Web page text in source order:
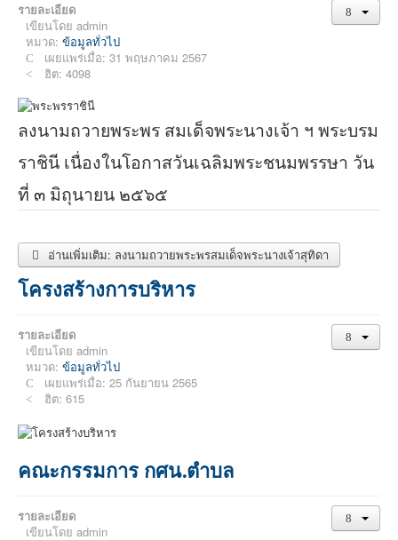
รายละเอียด
เขียนโดย admin
หมวด: ข้อมูลทั่วไป
เผยแพร่เมื่อ: 31 พฤษภาคม 2567
ฮิต: 4098
ลงนามถวายพระพร สมเด็จพระนางเจ้า ฯ พระบรม
ราชินี เนื่องในโอกาสวันเฉลิมพระชนมพรรษา วัน
ที่ ๓ มิถุนายน ๒๕๖๕
อ่านเพิ่มเติม: ลงนามถวายพระพรสมเด็จพระนางเจ้าสุทิดา
โครงสร้างการบริหาร
รายละเอียด
เขียนโดย admin
หมวด: ข้อมูลทั่วไป
เผยแพร่เมื่อ: 25 กันยายน 2565
ฮิต: 615
คณะกรรมการ กศน.ตำบล
รายละเอียด
เขียนโดย admin